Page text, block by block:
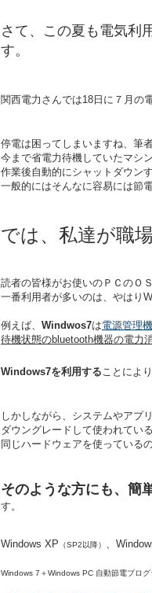
さて、この夏も電気利
す。
関西電力さんでは18日に７月の
停電は困ってしまいますね、筆
今まで省電力待機していたマシ
作業後自動的にシャットダウン
一般的にはそんなに容易には節
では、私達が職
読者の皆様がお使いのＰＣのＯ
一番利用者が多いのは、やはり
例えば、 Windwos7は電源管理
待機状態のbluetooth機器の電力
Windows7を利用することにより
しかしながら、システムやアプ
ダウングレードして使われてい
同じハードウェアを使っているの
そのような方にも、簡
す。
Windows XP （SP2以降） 、
Windows 7＋Windows PC 自動節電プロ